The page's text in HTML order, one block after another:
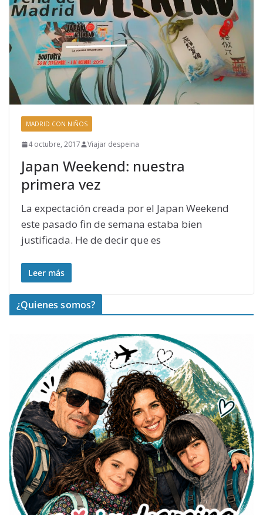
MADRID CON NIÑOS
4 octubre, 2017 Viajar despeina
Japan Weekend: nuestra
primera vez
La expectación creada por el Japan Weekend
este pasado fin de semana estaba bien
justificada. He de decir que es
Leer más
¿Quienes somos?